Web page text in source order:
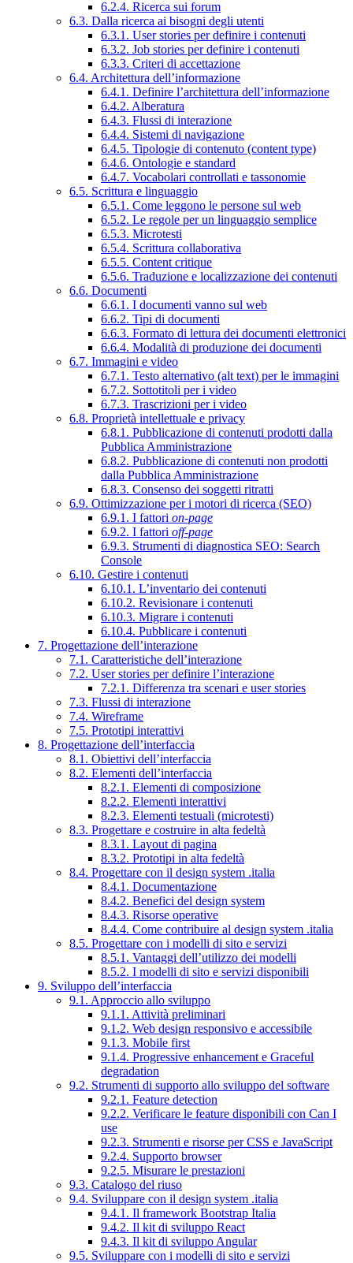
6.2.4. Ricerca sui forum
6.3. Dalla ricerca ai bisogni degli utenti
6.3.1. User stories per definire i contenuti
6.3.2. Job stories per definire i contenuti
6.3.3. Criteri di accettazione
6.4. Architettura dell’informazione
6.4.1. Definire l’architettura dell’informazione
6.4.2. Alberatura
6.4.3. Flussi di interazione
6.4.4. Sistemi di navigazione
6.4.5. Tipologie di contenuto (content type)
6.4.6. Ontologie e standard
6.4.7. Vocabolari controllati e tassonomie
6.5. Scrittura e linguaggio
6.5.1. Come leggono le persone sul web
6.5.2. Le regole per un linguaggio semplice
6.5.3. Microtesti
6.5.4. Scrittura collaborativa
6.5.5. Content critique
6.5.6. Traduzione e localizzazione dei contenuti
6.6. Documenti
6.6.1. I documenti vanno sul web
6.6.2. Tipi di documenti
6.6.3. Formato di lettura dei documenti elettronici
6.6.4. Modalità di produzione dei documenti
6.7. Immagini e video
6.7.1. Testo alternativo (alt text) per le immagini
6.7.2. Sottotitoli per i video
6.7.3. Trascrizioni per i video
6.8. Proprietà intellettuale e privacy
6.8.1. Pubblicazione di contenuti prodotti dalla
Pubblica Amministrazione
6.8.2. Pubblicazione di contenuti non prodotti
dalla Pubblica Amministrazione
6.8.3. Consenso dei soggetti ritratti
6.9. Ottimizzazione per i motori di ricerca (SEO)
6.9.1. I fattori on-page
6.9.2. I fattori off-page
6.9.3. Strumenti di diagnostica SEO: Search
Console
6.10. Gestire i contenuti
6.10.1. L’inventario dei contenuti
6.10.2. Revisionare i contenuti
6.10.3. Migrare i contenuti
6.10.4. Pubblicare i contenuti
7. Progettazione dell’interazione
7.1. Caratteristiche dell’interazione
7.2. User stories per definire l’interazione
7.2.1. Differenza tra scenari e user stories
7.3. Flussi di interazione
7.4. Wireframe
7.5. Prototipi interattivi
8. Progettazione dell’interfaccia
8.1. Obiettivi dell’interfaccia
8.2. Elementi dell’interfaccia
8.2.1. Elementi di composizione
8.2.2. Elementi interattivi
8.2.3. Elementi testuali (microtesti)
8.3. Progettare e costruire in alta fedeltà
8.3.1. Layout di pagina
8.3.2. Prototipi in alta fedeltà
8.4. Progettare con il design system .italia
8.4.1. Documentazione
8.4.2. Benefici del design system
8.4.3. Risorse operative
8.4.4. Come contribuire al design system .italia
8.5. Progettare con i modelli di sito e servizi
8.5.1. Vantaggi dell’utilizzo dei modelli
8.5.2. I modelli di sito e servizi disponibili
9. Sviluppo dell’interfaccia
9.1. Approccio allo sviluppo
9.1.1. Attività preliminari
9.1.2. Web design responsivo e accessibile
9.1.3. Mobile first
9.1.4. Progressive enhancement e Graceful
degradation
9.2. Strumenti di supporto allo sviluppo del software
9.2.1. Feature detection
9.2.2. Verificare le feature disponibili con Can I
use
9.2.3. Strumenti e risorse per CSS e JavaScript
9.2.4. Supporto browser
9.2.5. Misurare le prestazioni
9.3. Catalogo del riuso
9.4. Sviluppare con il design system .italia
9.4.1. Il framework Bootstrap Italia
9.4.2. Il kit di sviluppo React
9.4.3. Il kit di sviluppo Angular
9.5. Sviluppare con i modelli di sito e servizi